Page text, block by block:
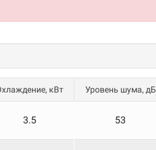
кВт Уровень шума, дБ
3.5 53